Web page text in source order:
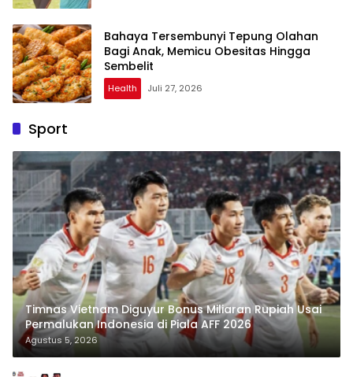
Bahaya Tersembunyi Tepung Olahan
Bagi Anak, Memicu Obesitas Hingga
Sembelit
Health Juli 27, 2026
Sport
Timnas Vietnam Diguyur Bonus Miliaran Rupiah Usai
Permalukan Indonesia di Piala AFF 2026
Agustus 5, 2026